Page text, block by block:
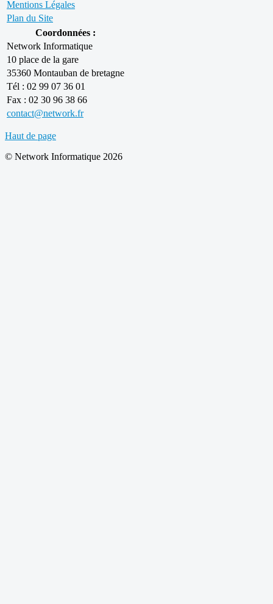
Mentions Légales
Plan du Site
Coordonnées :
Network Informatique
10 place de la gare
35360 Montauban de bretagne
Tél : 02 99 07 36 01
Fax : 02 30 96 38 66
contact@network.fr
Haut de page
© Network Informatique 2026